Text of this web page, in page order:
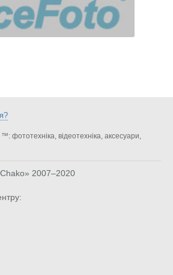
фототехніка, відеотехніка, аксесуари,
2007–2020